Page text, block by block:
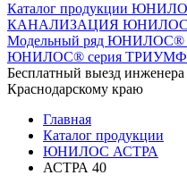
Каталог продукции
КАНАЛИЗАЦИЯ ЮНИЛОС®
Модельный ряд ЮНИЛОС®
ЮНИЛОС® серия ТРИУМФ
Бесплатный выезд
Краснодарскому краю
Главная
Каталог продукции
ЮНИЛОС АСТРА
АСТРА 40